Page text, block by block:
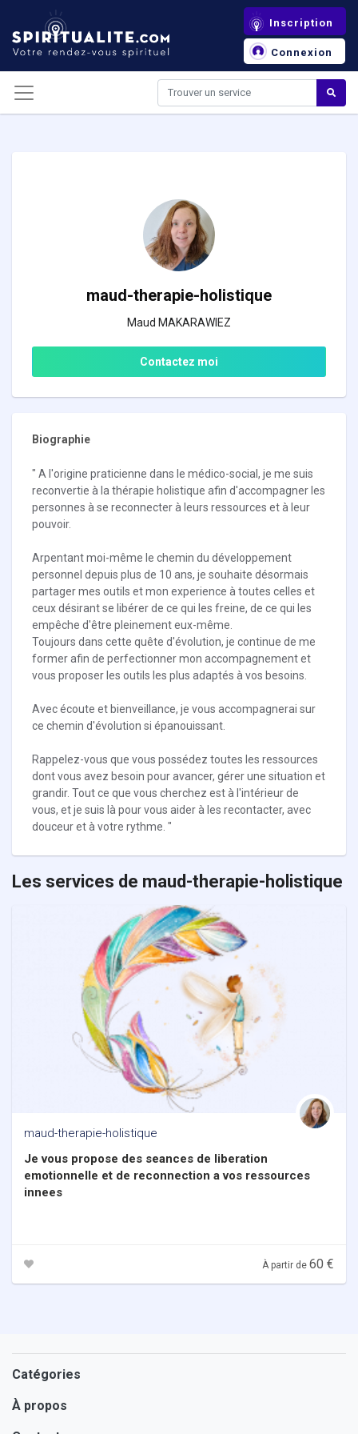
Inscription
Connexion
maud-therapie-holistique
Maud MAKARAWIEZ
Contactez moi
Biographie
" A l'origine praticienne dans le médico-social, je me suis
reconvertie à la thérapie holistique afin d'accompagner les
personnes à se reconnecter à leurs ressources et à leur
pouvoir.
Arpentant moi-même le chemin du développement
personnel depuis plus de 10 ans, je souhaite désormais
partager mes outils et mon experience à toutes celles et
ceux désirant se libérer de ce qui les freine, de ce qui les
empêche d'être pleinement eux-même.
Toujours dans cette quête d'évolution, je continue de me
former afin de perfectionner mon accompagnement et
vous proposer les outils les plus adaptés à vos besoins.
Avec écoute et bienveillance, je vous accompagnerai sur
ce chemin d'évolution si épanouissant.
Rappelez-vous que vous possédez toutes les ressources
dont vous avez besoin pour avancer, gérer une situation et
grandir. Tout ce que vous cherchez est à l'intérieur de
vous, et je suis là pour vous aider à les recontacter, avec
douceur et à votre rythme. "
Les services de maud-therapie-holistique
maud-therapie-holistique
Je vous propose des seances de liberation
emotionnelle et de reconnection a vos ressources
innees
À partir de 60 €
Catégories
À propos